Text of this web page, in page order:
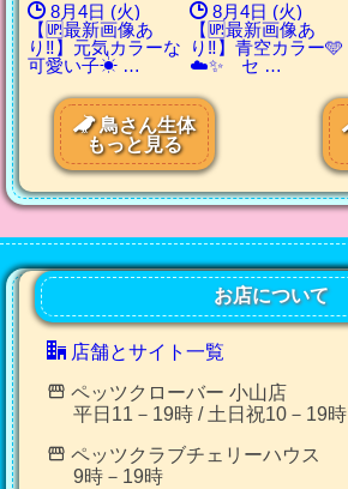
8月4日 (火)
【🆙最新画像あ
り‼️】元気カラーな
可愛い子☀ …
8月4日 (火)
【🆙最新画像あ
り‼️】青空カラー🩵
☁️✨ セ …
鳥さん生体
もっと見る
お店について
店舗とサイト一覧
ペッツクローバー 小山店
平日11－19時 / 土日祝10－19時
ペッツクラブチェリーハウス
9時－19時